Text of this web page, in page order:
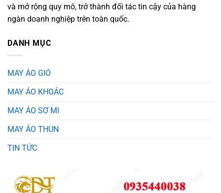
và mở rộng quy mô, trở thành đối tác tin cậy của hàng
ngàn doanh nghiệp trên toàn quốc.
DANH MỤC
MAY ÁO GIÓ
MAY ÁO KHOÁC
MAY ÁO SƠ MI
MAY ÁO THUN
TIN TỨC